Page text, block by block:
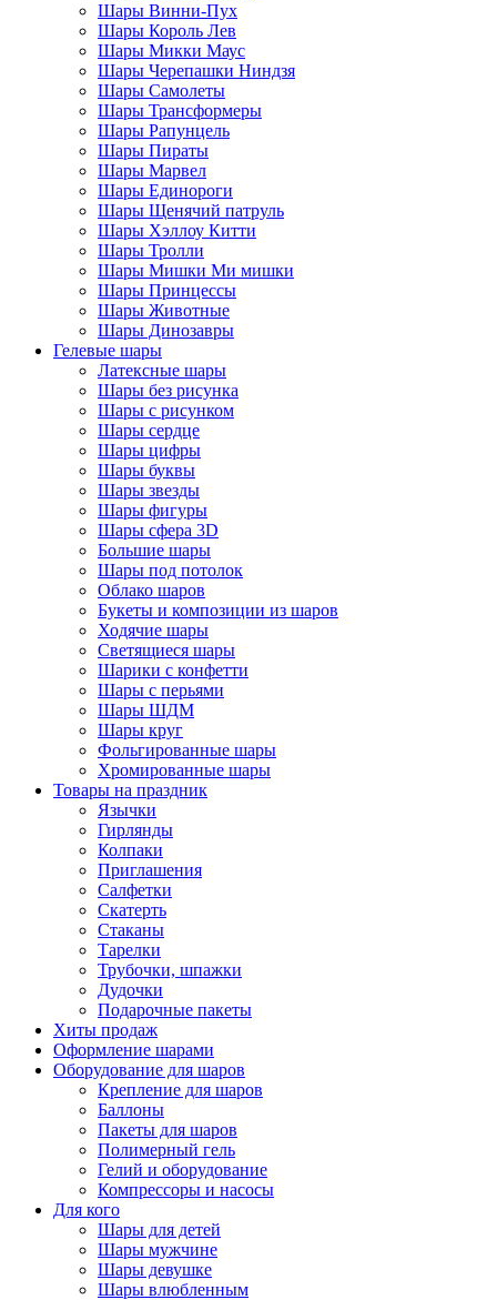
Шары Винни-Пух
Шары Король Лев
Шары Микки Маус
Шары Черепашки Ниндзя
Шары Самолеты
Шары Трансформеры
Шары Рапунцель
Шары Пираты
Шары Марвел
Шары Единороги
Шары Щенячий патруль
Шары Хэллоу Китти
Шары Тролли
Шары Мишки Ми мишки
Шары Принцессы
Шары Животные
Шары Динозавры
Гелевые шары
Латексные шары
Шары без рисунка
Шары с рисунком
Шары сердце
Шары цифры
Шары буквы
Шары звезды
Шары фигуры
Шары сфера 3D
Большие шары
Шары под потолок
Облако шаров
Букеты и композиции из шаров
Ходячие шары
Светящиеся шары
Шарики с конфетти
Шары с перьями
Шары ШДМ
Шары круг
Фольгированные шары
Хромированные шары
Товары на праздник
Язычки
Гирлянды
Колпаки
Приглашения
Салфетки
Скатерть
Стаканы
Тарелки
Трубочки, шпажки
Дудочки
Подарочные пакеты
Хиты продаж
Оформление шарами
Оборудование для шаров
Крепление для шаров
Баллоны
Пакеты для шаров
Полимерный гель
Гелий и оборудование
Компрессоры и насосы
Для кого
Шары для детей
Шары мужчине
Шары девушке
Шары влюбленным